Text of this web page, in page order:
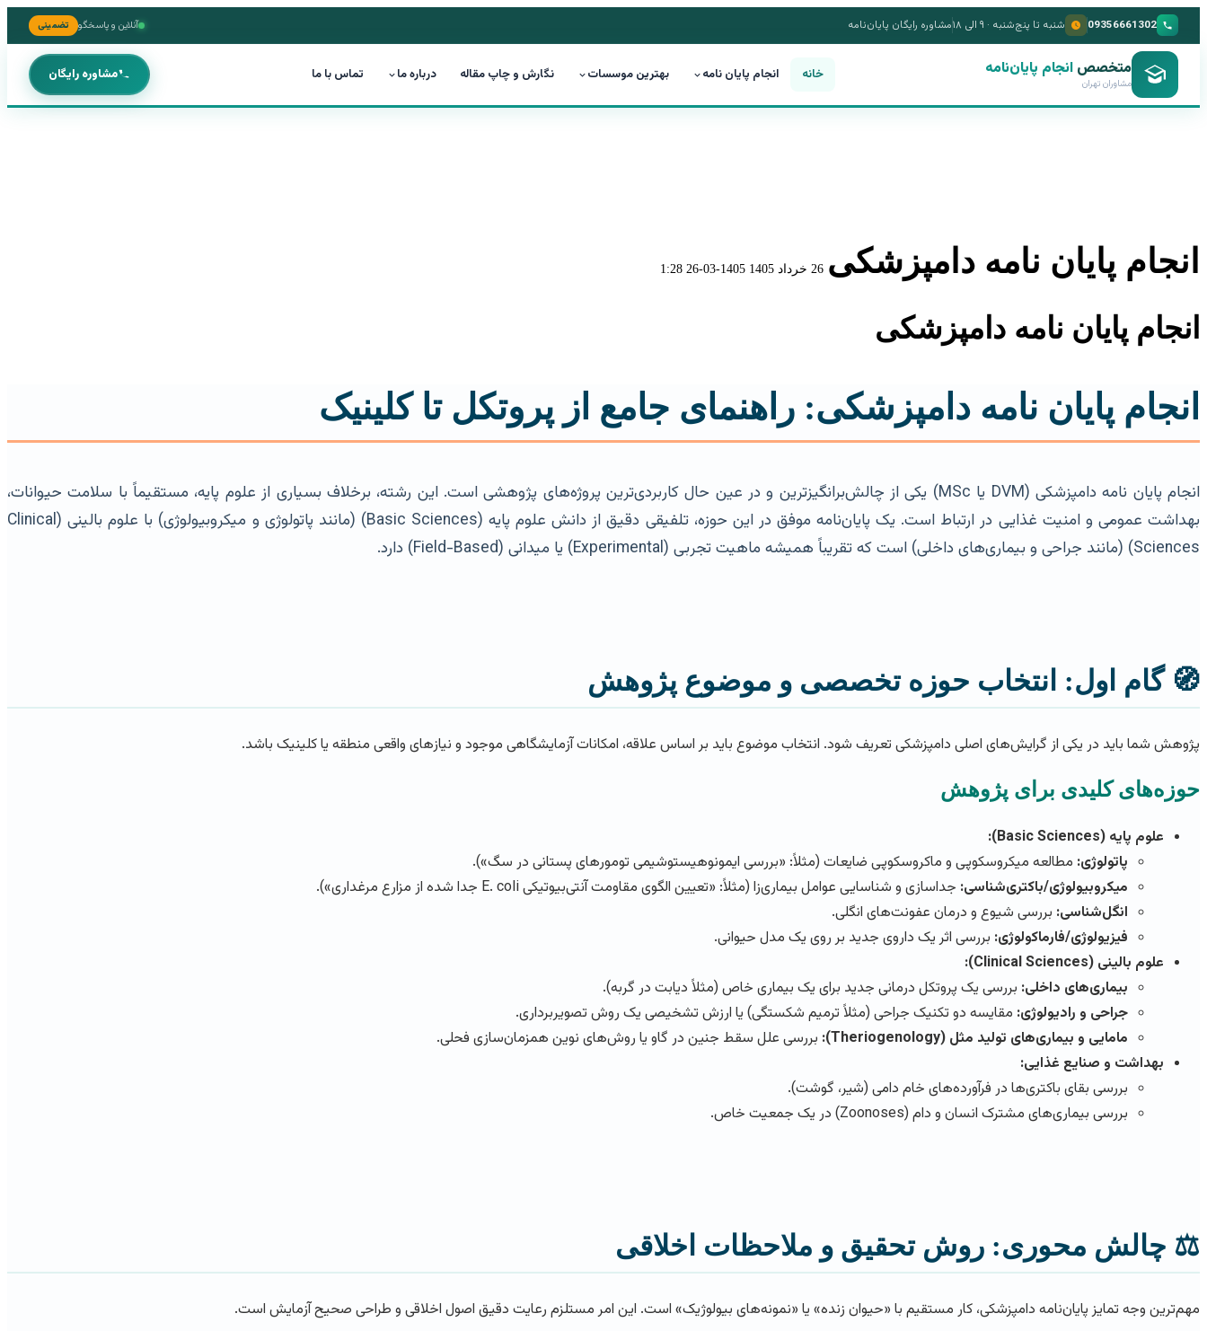
09356661302 شنبه تا پنج‌شنبه · ۹ الی ۱۸ مشاوره رایگان پایان‌نامه آنلاین و پاسخگو تضمینی
متخصص انجام پایان‌نامه
مشاوران تهران خانه انجام پایان نامه بهترین موسسات نگارش و چاپ مقاله درباره ما تماس با ما مشاوره رایگان
انجام پایان نامه دامپزشکی 26 خرداد 1405 1405-03-26 1:28
انجام پایان نامه دامپزشکی
انجام پایان نامه دامپزشکی: راهنمای جامع از پروتکل تا کلینیک
انجام پایان نامه دامپزشکی (DVM یا MSc) یکی از چالش‌برانگیزترین و در عین حال کاربردی‌ترین پروژه‌های پژوهشی است. این رشته، برخلاف بسیاری از علوم پایه، مستقیماً با سلامت حیوانات،
بهداشت عمومی و امنیت غذایی در ارتباط است. یک پایان‌نامه موفق در این حوزه، تلفیقی دقیق از دانش علوم پایه (Basic Sciences) (مانند پاتولوژی و میکروبیولوژی) با علوم بالینی (Clinical
Sciences) (مانند جراحی و بیماری‌های داخلی) است که تقریباً همیشه ماهیت تجربی (Experimental) یا میدانی (Field-Based) دارد.
🧭 گام اول: انتخاب حوزه تخصصی و موضوع پژوهش
پژوهش شما باید در یکی از گرایش‌های اصلی دامپزشکی تعریف شود. انتخاب موضوع باید بر اساس علاقه، امکانات آزمایشگاهی موجود و نیازهای واقعی منطقه یا کلینیک باشد.
حوزه‌های کلیدی برای پژوهش
علوم پایه (Basic Sciences):
پاتولوژی: مطالعه میکروسکوپی و ماکروسکوپی ضایعات (مثلاً: «بررسی ایمونوهیستوشیمی تومورهای پستانی در سگ»).
میکروبیولوژی/باکتری‌شناسی: جداسازی و شناسایی عوامل بیماری‌زا (مثلاً: «تعیین الگوی مقاومت آنتی‌بیوتیکی E. coli جدا شده از مزارع مرغداری»).
انگل‌شناسی: بررسی شیوع و درمان عفونت‌های انگلی.
فیزیولوژی/فارماکولوژی: بررسی اثر یک داروی جدید بر روی یک مدل حیوانی.
علوم بالینی (Clinical Sciences):
بیماری‌های داخلی: بررسی یک پروتکل درمانی جدید برای یک بیماری خاص (مثلاً دیابت در گربه).
جراحی و رادیولوژی: مقایسه دو تکنیک جراحی (مثلاً ترمیم شکستگی) یا ارزش تشخیصی یک روش تصویربرداری.
مامایی و بیماری‌های تولید مثل (Theriogenology):
بررسی علل سقط جنین در گاو یا روش‌های نوین همزمان‌سازی فحلی.
بهداشت و صنایع غذایی:
بررسی بقای باکتری‌ها در فرآورده‌های خام دامی (شیر، گوشت).
بررسی بیماری‌های مشترک انسان و دام (Zoonoses) در یک جمعیت خاص.
⚖️ چالش محوری: روش تحقیق و ملاحظات اخلاقی
مهم‌ترین وجه تمایز پایان‌نامه دامپزشکی، کار مستقیم با «حیوان زنده» یا «نمونه‌های بیولوژیک» است. این امر مستلزم رعایت دقیق اصول اخلاقی و طراحی صحیح آزمایش است.